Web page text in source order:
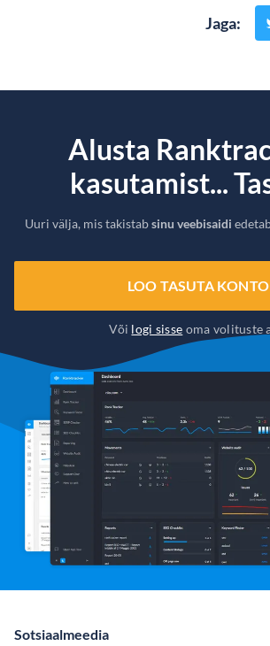
Jaga:
Alusta
kasutamist...
Uuri välja, mis takistabsinu veebisaidi
LOO TASUTA KONTO
Või logi sisse oma volituste
Sotsiaalmeedia